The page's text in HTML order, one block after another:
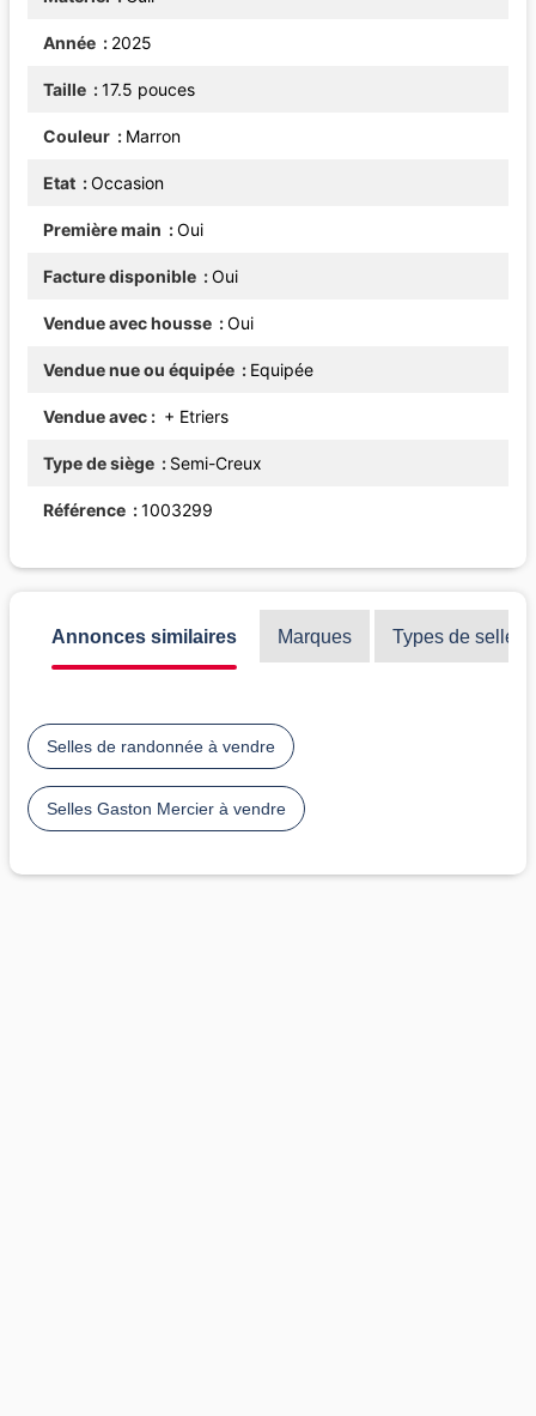
Année 2025
Taille 17.5 pouces
Couleur Marron
Etat Occasion
Première main Oui
Facture disponible Oui
Vendue avec housse Oui
Vendue nue ou équipée Equipée
Vendue avec + Etriers
Type de siège Semi-Creux
Référence 1003299
Annonces similaires Marques Types de selles
Selles de randonnée à vendre
Selles Gaston Mercier à vendre